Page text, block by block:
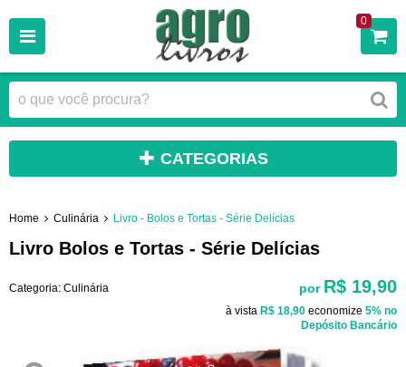
0
CATEGORIAS
Home Culinária Livro - Bolos e Tortas - Série Delícias
Livro Bolos e Tortas - Série Delícias
Categoria: Culinária por R$ 19,90
à vista R$ 18,90 economize 5% no
Depósito Bancário